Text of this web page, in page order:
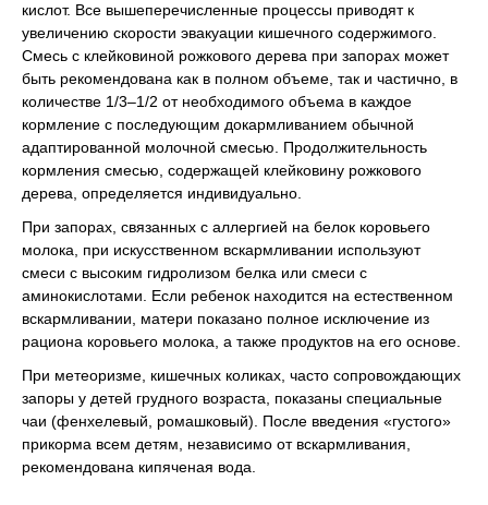
кислот. Все вышеперечисленные процессы приводят к
увеличению скорости эвакуации кишечного содержимого.
Смесь с клейковиной рожкового дерева при запорах может
быть рекомендована как в полном объеме, так и частично, в
количестве 1/3–1/2 от необходимого объема в каждое
кормление с последующим докармливанием обычной
адаптированной молочной смесью. Продолжительность
кормления смесью, содержащей клейковину рожкового
дерева, определяется индивидуально.
При запорах, связанных с аллергией на белок коровьего
молока, при искусственном вскармливании используют
смеси с высоким гидролизом белка или смеси с
аминокислотами. Если ребенок находится на естественном
вскармливании, матери показано полное исключение из
рациона коровьего молока, а также продуктов на его основе.
При метеоризме, кишечных коликах, часто сопровождающих
запоры у детей грудного возраста, показаны специальные
чаи (фенхелевый, ромашковый). После введения «густого»
прикорма всем детям, независимо от вскармливания,
рекомендована кипяченая вода.